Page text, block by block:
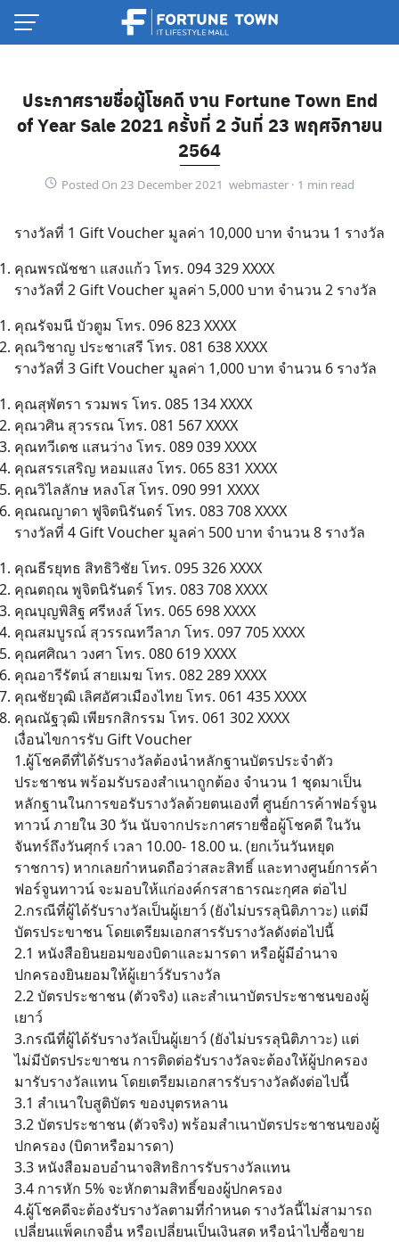
Skip
English
ประกาศรายชื่อผู้โชคดี งาน Fortune Town End
of Year Sale 2021 ครั้งที่ 2 วันที่ 23 พฤศจิกายน
2564
Posted On 23 December 2021 webmaster ·
รางวัลที่ 1 Gift Voucher มูลค่า 10,000 บาท จำนวน 1 รางวัล
คุณพรณัชชา แสงแก้ว โทร. 094 329 XXXX
รางวัลที่ 2 Gift Voucher มูลค่า 5,000 บาท จำนวน 2 รางวัล
คุณรัจมนี บัวตูม โทร. 096 823 XXXX
คุณวิชาญ ประชาเสรี โทร. 081 638 XXXX
รางวัลที่ 3 Gift Voucher มูลค่า 1,000 บาท จำนวน 6 รางวัล
คุณสุพัตรา รวมพร โทร. 085 134 XXXX
คุณวศิน สุวรรณ โทร. 081 567 XXXX
คุณทวีเดช แสนว่าง โทร. 089 039 XXXX
คุณสรรเสริญ หอมแสง โทร. 065 831 XXXX
คุณวิไลลักษ หลงโส โทร. 090 991 XXXX
คุณณญาดา ฟูจิตนิรันดร์ โทร. 083 708 XXXX
รางวัลที่ 4 Gift Voucher มูลค่า 500 บาท จำนวน 8 รางวัล
คุณธีรยุทธ สิทธิวิชัย โทร. 095 326 XXXX
คุณตฤณ พูจิตนิรันดร์ โทร. 083 708 XXXX
คุณบุญพิสิฐ ศรีหงส์ โทร. 065 698 XXXX
คุณสมบูรณ์ สุวรรณทวีลาภ โทร. 097 705 XXXX
คุณศศิณา วงศา โทร. 080 619 XXXX
คุณอารีรัตน์ สายเมฆ โทร. 082 289 XXXX
คุณชัยวุฒิ เลิศอัศวเมืองไทย โทร. 061 435 XXXX
คุณณัฐวุฒิ เพียรกสิกรรม โทร. 061 302 XXXX
เงื่อนไขการรับ Gift Voucher
1.ผู้โชคดีที่ได้รับรางวัลต้องนำหลักฐานบัตรประจำตัว
ประชาชน พร้อมรับรองสำเนาถูกต้อง จำนวน 1 ชุดมาเป็น
หลักฐานในการขอรับรางวัลด้วยตนเองที่ ศูนย์การค้าฟอร์จูน
ทาวน์ ภายใน 30 วัน นับจากประกาศรายชื่อผู้โชคดี ในวัน
จันทร์ถึงวันศุกร์ เวลา 10.00- 18.00 น. (ยกเว้นวันหยุด
ราชการ) หากเลยกำหนดถือว่าสละสิทธิ์ และทางศูนย์การค้า
ฟอร์จูนทาวน์ จะมอบให้แก่องค์กรสาธารณะกุศล ต่อไป
2.กรณีที่ผู้ได้รับรางวัลเป็นผู้เยาว์ (ยังไม่บรรลุนิติภาวะ) แต่มี
บัตรประขาชน โดยเตรียมเอกสารรับรางวัลดังต่อไปนี้
2.1 หนังสือยินยอมของบิดาและมารดา หรือผู้มีอำนาจ
ปกครองยินยอมให้ผู้เยาว์รับรางวัล
2.2 บัตรประชาชน (ตัวจริง) และสำเนาบัตรประชาชนของผู้
เยาว์
3.กรณีที่ผู้ได้รับรางวัลเป็นผู้เยาว์ (ยังไม่บรรลุนิติภาวะ) แต่
ไม่มีบัตรประขาชน การติดต่อรับรางวัลจะต้องให้ผู้ปกครอง
มารับรางวัลแทน โดยเตรียมเอกสารรับรางวัลดังต่อไปนี้
3.1 สำเนาใบสูติบัตร ของบุตรหลาน
3.2 บัตรประชาชน (ตัวจริง) พร้อมสำเนาบัตรประชาชนของผู้
ปกครอง (บิดาหรือมารดา)
3.3 หนังสือมอบอำนาจสิทธิการรับรางวัลแทน
3.4 การหัก 5% จะหักตามสิทธิ์ของผู้ปกครอง
4.ผู้โชคดีจะต้องรับรางวัลตามที่กำหนด รางวัลนี้ไม่สามารถ
เปลี่ยนแพ็คเกจอื่น หรือเปลี่ยนเป็นเงินสด หรือนำไปซื้อขาย